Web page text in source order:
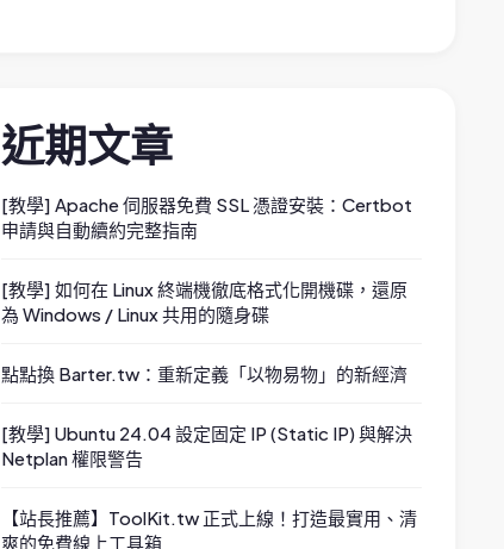
近期文章
[教學] Apache 伺服器免費 SSL 憑證安裝：Certbot
申請與自動續約完整指南
[教學] 如何在 Linux 終端機徹底格式化開機碟，還原
為 Windows / Linux 共用的隨身碟
點點換 Barter.tw：重新定義「以物易物」的新經濟
[教學] Ubuntu 24.04 設定固定 IP (Static IP) 與解決
Netplan 權限警告
【站長推薦】ToolKit.tw 正式上線！打造最實用、清
爽的免費線上工具箱